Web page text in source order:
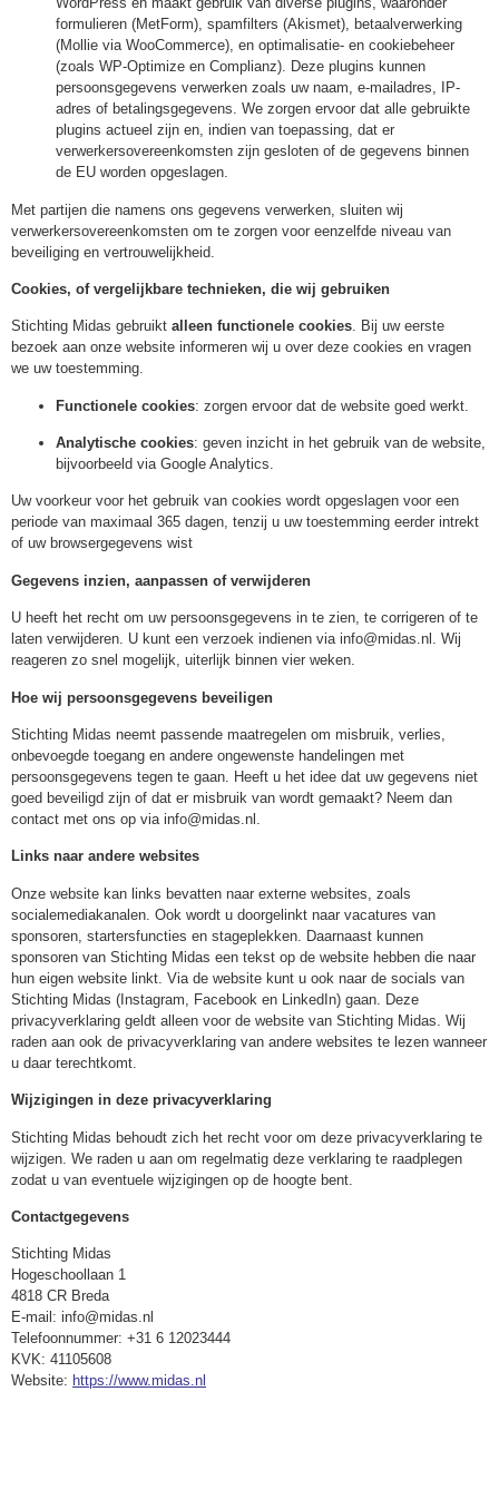
formulieren (MetForm), spamfilters (Akismet), betaalverwerking
(Mollie via WooCommerce), en optimalisatie- en cookiebeheer
(zoals WP-Optimize en Complianz). Deze plugins kunnen
persoonsgegevens verwerken zoals uw naam, e-mailadres, IP-
adres of betalingsgegevens. We zorgen ervoor dat alle gebruikte
plugins actueel zijn en, indien van toepassing, dat er
verwerkersovereenkomsten zijn gesloten of de gegevens binnen
de EU worden opgeslagen.
Met partijen die namens ons gegevens verwerken, sluiten wij
verwerkersovereenkomsten om te zorgen voor eenzelfde niveau van
beveiliging en vertrouwelijkheid.
Cookies, of vergelijkbare technieken, die wij gebruiken
Stichting Midas gebruikt alleen functionele cookies. Bij uw eerste
bezoek aan onze website informeren wij u over deze cookies en vragen
we uw toestemming.
Functionele cookies: zorgen ervoor dat de website goed werkt.
Analytische cookies: geven inzicht in het gebruik van de website,
bijvoorbeeld via Google Analytics.
Uw voorkeur voor het gebruik van cookies wordt opgeslagen voor een
periode van maximaal 365 dagen, tenzij u uw toestemming eerder intrekt
of uw browsergegevens wist
Gegevens inzien, aanpassen of verwijderen
U heeft het recht om uw persoonsgegevens in te zien, te corrigeren of te
laten verwijderen. U kunt een verzoek indienen via info@midas.nl . Wij
reageren zo snel mogelijk, uiterlijk binnen vier weken.
Hoe wij persoonsgegevens beveiligen
Stichting Midas neemt passende maatregelen om misbruik, verlies,
onbevoegde toegang en andere ongewenste handelingen met
persoonsgegevens tegen te gaan. Heeft u het idee dat uw gegevens niet
goed beveiligd zijn of dat er misbruik van wordt gemaakt? Neem dan
contact met ons op via info@midas.nl .
Links naar andere websites
Onze website kan links bevatten naar externe websites, zoals
socialemediakanalen. Ook wordt u doorgelinkt naar vacatures van
sponsoren, startersfuncties en stageplekken. Daarnaast kunnen
sponsoren van Stichting Midas een tekst op de website hebben die naar
hun eigen website linkt. Via de website kunt u ook naar de socials van
Stichting Midas (Instagram, Facebook en LinkedIn) gaan. Deze
privacyverklaring geldt alleen voor de website van Stichting Midas. Wij
raden aan ook de privacyverklaring van andere websites te lezen wanneer
u daar terechtkomt.
Wijzigingen in deze privacyverklaring
Stichting Midas behoudt zich het recht voor om deze privacyverklaring te
wijzigen. We raden u aan om regelmatig deze verklaring te raadplegen
zodat u van eventuele wijzigingen op de hoogte bent.
Contactgegevens
Stichting Midas
Hogeschoollaan 1
4818 CR Breda
E-mail: info@midas.nl
Telefoonnummer: +31 6 12023444
KVK: 41105608
Website: https://www.midas.nl